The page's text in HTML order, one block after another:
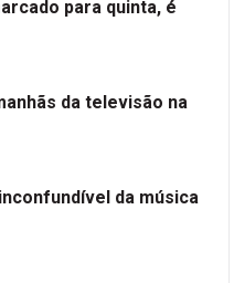
para quinta, é
da televisão na
da música